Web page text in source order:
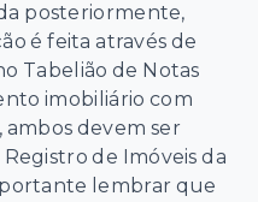
posteriormente,
é feita através de
Tabelião de Notas
imobiliário com
devem ser
de Imóveis da
lembrar que